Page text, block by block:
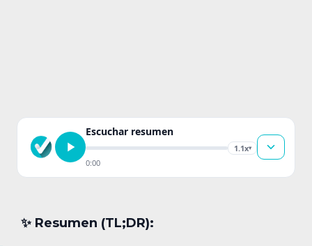
Escuchar resumen
1.1x▾
0:00
✨︎ Resumen (TL;DR):